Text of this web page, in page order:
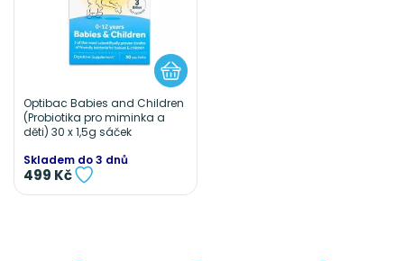
Optibac Babies and Children
(Probiotika pro miminka a
děti) 30 x 1,5g sáček
Skladem do 3 dnů
499 Kč